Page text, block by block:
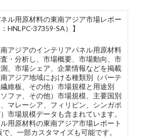
ネル用原材料の東南アジア市場レポー
HNLPC-37359-SA）】
アジアのインテリアパネル用原材料
・分析し、市場概要、市場動向、市
、市場シェア、企業情報などを掲載
アジア地域における種類別（パーテ
維板、その他）市場規模と用途別
ソファ、その他）市場規模、主要国別
、マレーシア、フィリピン、シンガポ
市場規模データも含まれています。
用原材料の東南アジア市場レポート
、一部カスタマイズも可能です。